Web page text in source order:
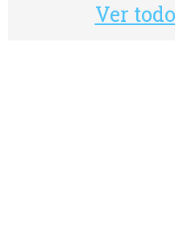
Ver